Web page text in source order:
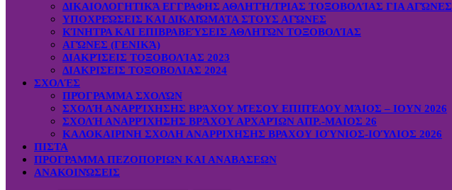
ΔΙΚΑΙΟΛΟΓΗΤΙΚΆ ΕΓΓΡΑΦΗΣ ΑΘΛΗΤΉ/ΤΡΙΑΣ ΤΟΞΟΒΟΛΊΑΣ ΓΙΑ ΑΓΏΝΕΣ
ΥΠΟΧΡΕΏΣΕΙΣ ΚΑΙ ΔΙΚΑΙΏΜΑΤΑ ΣΤΟΥΣ ΑΓΏΝΕΣ
ΚΊΝΗΤΡΑ ΚΑΙ ΕΠΙΒΡΑΒΕΎΣΕΙΣ ΑΘΛΗΤΏΝ ΤΟΞΟΒΟΛΊΑΣ
ΑΓΏΝΕΣ (ΓΕΝΙΚΆ)
ΔΙΑΚΡΊΣΕΙΣ ΤΟΞΟΒΟΛΊΑΣ 2023
ΔΙΑΚΡΙΣΕΙΣ ΤΟΞΟΒΟΛΙΑΣ 2024
ΣΧΟΛΈΣ
ΠΡΌΓΡΑΜΜΑ ΣΧΟΛΏΝ
ΣΧΟΛΉ ΑΝΑΡΡΊΧΗΣΗΣ ΒΡΆΧΟΥ ΜΈΣΟΥ ΕΠΙΠΈΔΟΥ ΜΆΙΟΣ – ΙΟΥΝ 2026
ΣΧΟΛΉ ΑΝΑΡΡΊΧΗΣΗΣ ΒΡΆΧΟΥ ΑΡΧΑΡΊΩΝ ΑΠΡ.-ΜΑΙΟΣ 26
ΚΑΛΟΚΑΙΡΙΝΗ ΣΧΟΛΗ ΑΝΑΡΡΙΧΗΣΗΣ ΒΡΑΧΟΥ ΙΟΎΝΙΟΣ-ΙΟΎΛΙΟΣ 2026
ΠΙΣΤΑ
ΠΡΟΓΡΑΜΜΑ ΠΕΖΟΠΟΡΙΩΝ ΚΑΙ ΑΝΑΒΑΣΕΩΝ
ΑΝΑΚΟΙΝΏΣΕΙΣ